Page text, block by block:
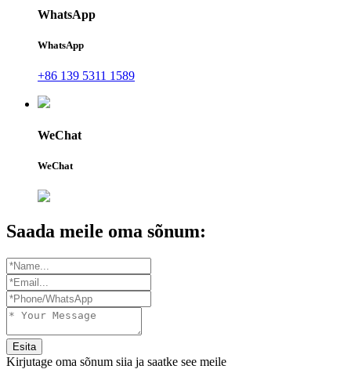
WhatsApp
WhatsApp
+86 139 5311 1589
WeChat
WeChat
Saada meile oma sõnum:
Esita
Kirjutage oma sõnum siia ja saatke see meile